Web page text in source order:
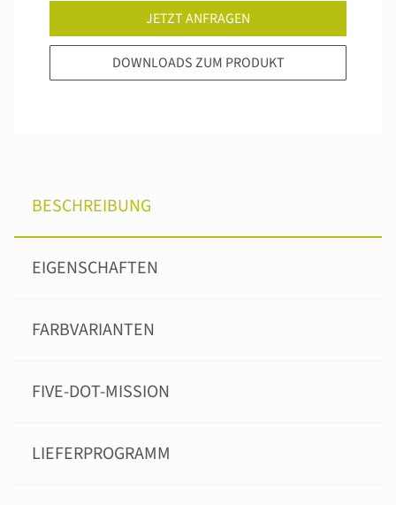
JETZT ANFRAGEN
DOWNLOADS ZUM PRODUKT
BESCHREIBUNG
EIGENSCHAFTEN
FARBVARIANTEN
FIVE-DOT-MISSION
LIEFERPROGRAMM